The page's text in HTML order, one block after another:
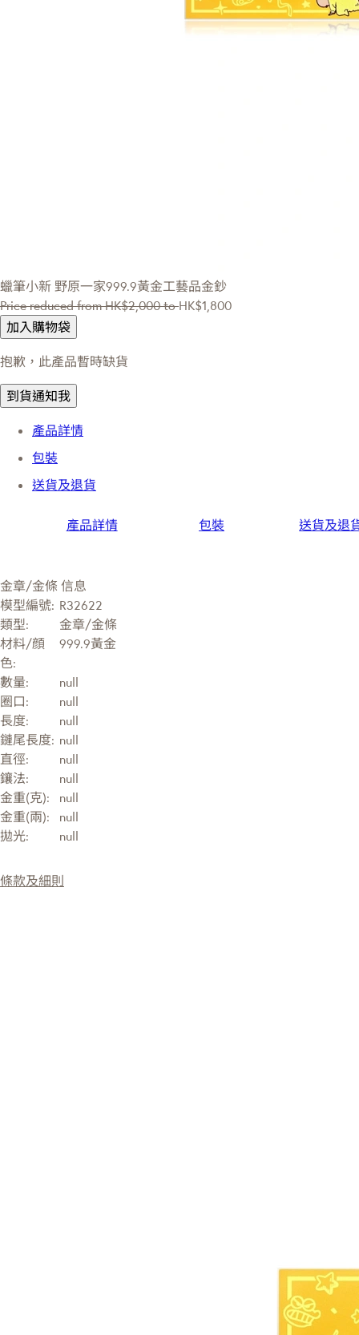
蠟筆小新 野原一家999.9黃金工藝品金鈔
Price reduced fromHK$2,000 toHK$1,800
加入購物袋
抱歉，此產品暫時缺貨
到貨通知我
產品詳情
包裝
送貨及退貨
產品詳情 包裝 送貨及退
金章/金條 信息
模型編號: R32622
類型:
金章/金條
材料/顔
色:
999.9黃金
數量:
null
圈口:
null
長度:
null
鏈尾長度: null
直徑:
null
鑲法:
null
金重(克):
null
金重(兩):
null
拋光:
null
條款及細則